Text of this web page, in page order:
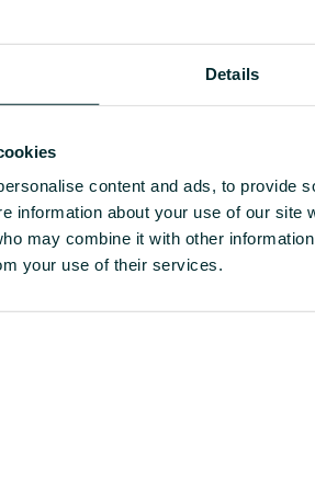
Details
content and ads, to provide
information about your use of our site
may combine it with other
your use of their services.
et raffraîchissant